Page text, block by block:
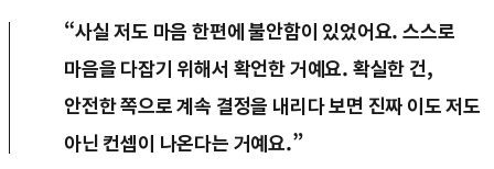
“사실 저도 마음 한편에 불안함이 있었어요. 스스로
마음을 다잡기 위해서 확언한 거예요. 확실한 건,
안전한 쪽으로 계속 결정을 내리다 보면 진짜 이도 저도
아닌 컨셉이 나온다는 거예요.”